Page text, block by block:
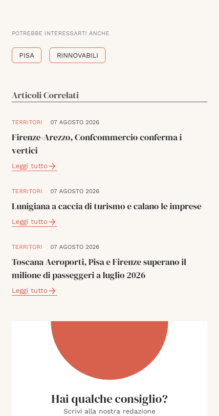
POTREBBE INTERESSARTI ANCHE
PISA RINNOVABILI
Articoli Correlati
TERRITORI 07 AGOSTO 2026
Firenze-Arezzo, Confcommercio conferma i
vertici
Leggi tutto
TERRITORI 07 AGOSTO 2026
Lunigiana a caccia di turismo e calano le imprese
Leggi tutto
TERRITORI 07 AGOSTO 2026
Toscana Aeroporti, Pisa e Firenze superano il
milione di passeggeri a luglio 2026
Leggi tutto
Hai qualche consiglio?
Scrivi alla nostra redazione